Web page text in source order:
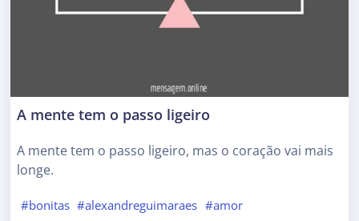
A mente tem o passo ligeiro
A mente tem o passo ligeiro, mas o coração vai mais
longe.
#bonitas #alexandreguimaraes #amor